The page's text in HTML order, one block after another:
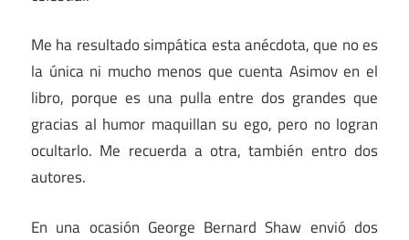
Me ha resultado simpática esta anécdota, que no es
la única ni mucho menos que cuenta Asimov en el
libro, porque es una pulla entre dos grandes que
gracias al humor maquillan su ego, pero no logran
ocultarlo. Me recuerda a otra, también entro dos
autores.
En una ocasión George Bernard Shaw envió dos